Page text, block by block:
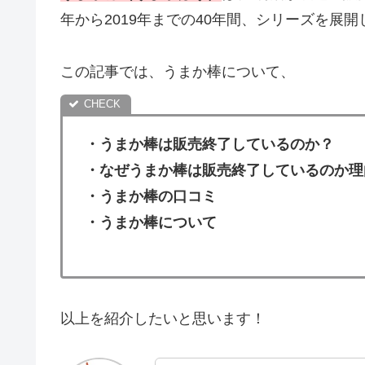
年から2019年までの40年間、シリーズを展開
この記事では、うまか棒について、
・ うまか棒は販売終了しているのか？
・ なぜうまか棒は販売終了しているのか
・ うまか棒の口コミ
・ うまか棒について
以上を紹介したいと思います！